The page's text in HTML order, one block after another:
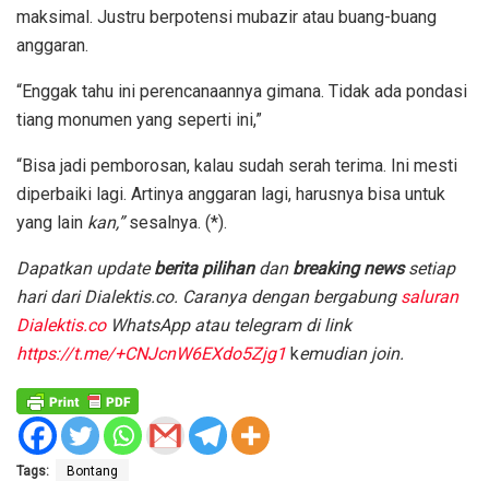
maksimal. Justru berpotensi mubazir atau buang-buang
anggaran.
“Enggak tahu ini perencanaannya gimana. Tidak ada pondasi
tiang monumen yang seperti ini,”
“Bisa jadi pemborosan, kalau sudah serah terima. Ini mesti
diperbaiki lagi. Artinya anggaran lagi, harusnya bisa untuk
yang lain kan,”sesalnya. (*).
Dapatkan updateberita pilihan dan breaking newssetiap
hari dari Dialektis.co. Caranya dengan bergabung saluran
Dialektis.coWhatsApp atau telegram di link
https://t.me/+CNJcnW6EXdo5Zjg1 kemudian join.
Tags: Bontang